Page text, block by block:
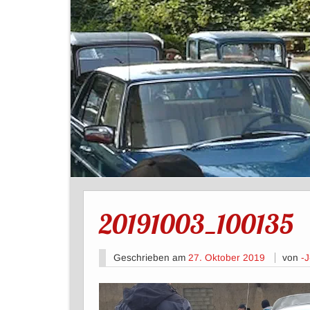
20191003_100135
Geschrieben am 27. Oktober 2019 von-